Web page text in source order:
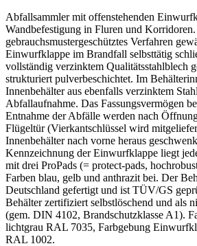
Abfallsammler mit offenstehenden
Wandbefestigung in Fluren und
gebrauchsmustergeschütztes Verfahren
Einwurfklappe im Brandfall selbsttätig
vollständig verzinktem Qualitätsstahlblech
strukturiert pulverbeschichtet. Im
Innenbehälter aus ebenfalls verzinktem
Abfallaufnahme. Das Fassungsvermögen
Entnahme der Abfälle werden nach
Flügeltür (Vierkantschlüssel wird
Innenbehälter nach vorne heraus
Kennzeichnung der Einwurfklappe liegt
mit drei ProPads (= protect-pads,
Farben blau, gelb und anthrazit bei. Der
Deutschland gefertigt und ist TÜV/GS
Behälter zertifiziert selbstlöschend und als
(gem. DIN 4102, Brandschutzklasse A1).
lichtgrau RAL 7035, Farbgebung
RAL 1002.